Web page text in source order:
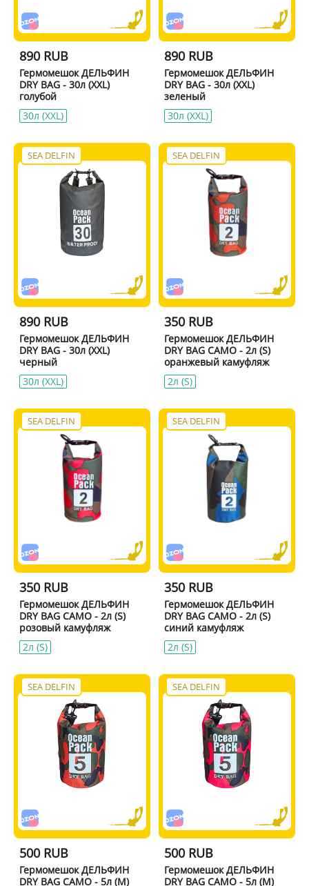
890 RUB
Гермомешок ДЕЛЬФИН
DRY BAG - 30л (XXL)
голубой
30л (XXL)
890 RUB
Гермомешок ДЕЛЬФИН
DRY BAG - 30л (XXL)
зеленый
30л (XXL)
SEA DELFIN
890 RUB
Гермомешок ДЕЛЬФИН
DRY BAG - 30л (XXL)
черный
30л (XXL)
SEA DELFIN
350 RUB
Гермомешок ДЕЛЬФИН
DRY BAG CAMO - 2л (S)
оранжевый камуфляж
2л (S)
SEA DELFIN
350 RUB
Гермомешок ДЕЛЬФИН
DRY BAG CAMO - 2л (S)
розовый камуфляж
2л (S)
SEA DELFIN
350 RUB
Гермомешок ДЕЛЬФИН
DRY BAG CAMO - 2л (S)
синий камуфляж
2л (S)
SEA DELFIN
500 RUB
Гермомешок ДЕЛЬФИН
DRY BAG CAMO - 5л (M)
SEA DELFIN
500 RUB
Гермомешок ДЕЛЬФИН
DRY BAG CAMO - 5л (M)